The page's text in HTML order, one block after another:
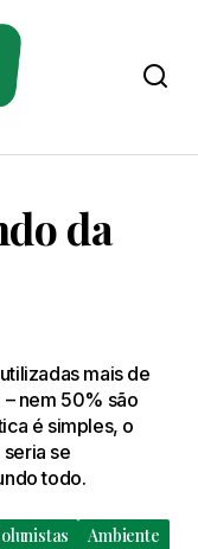
da
mais de
nem 50% são
é simples, o
se
todo.
Ambiente